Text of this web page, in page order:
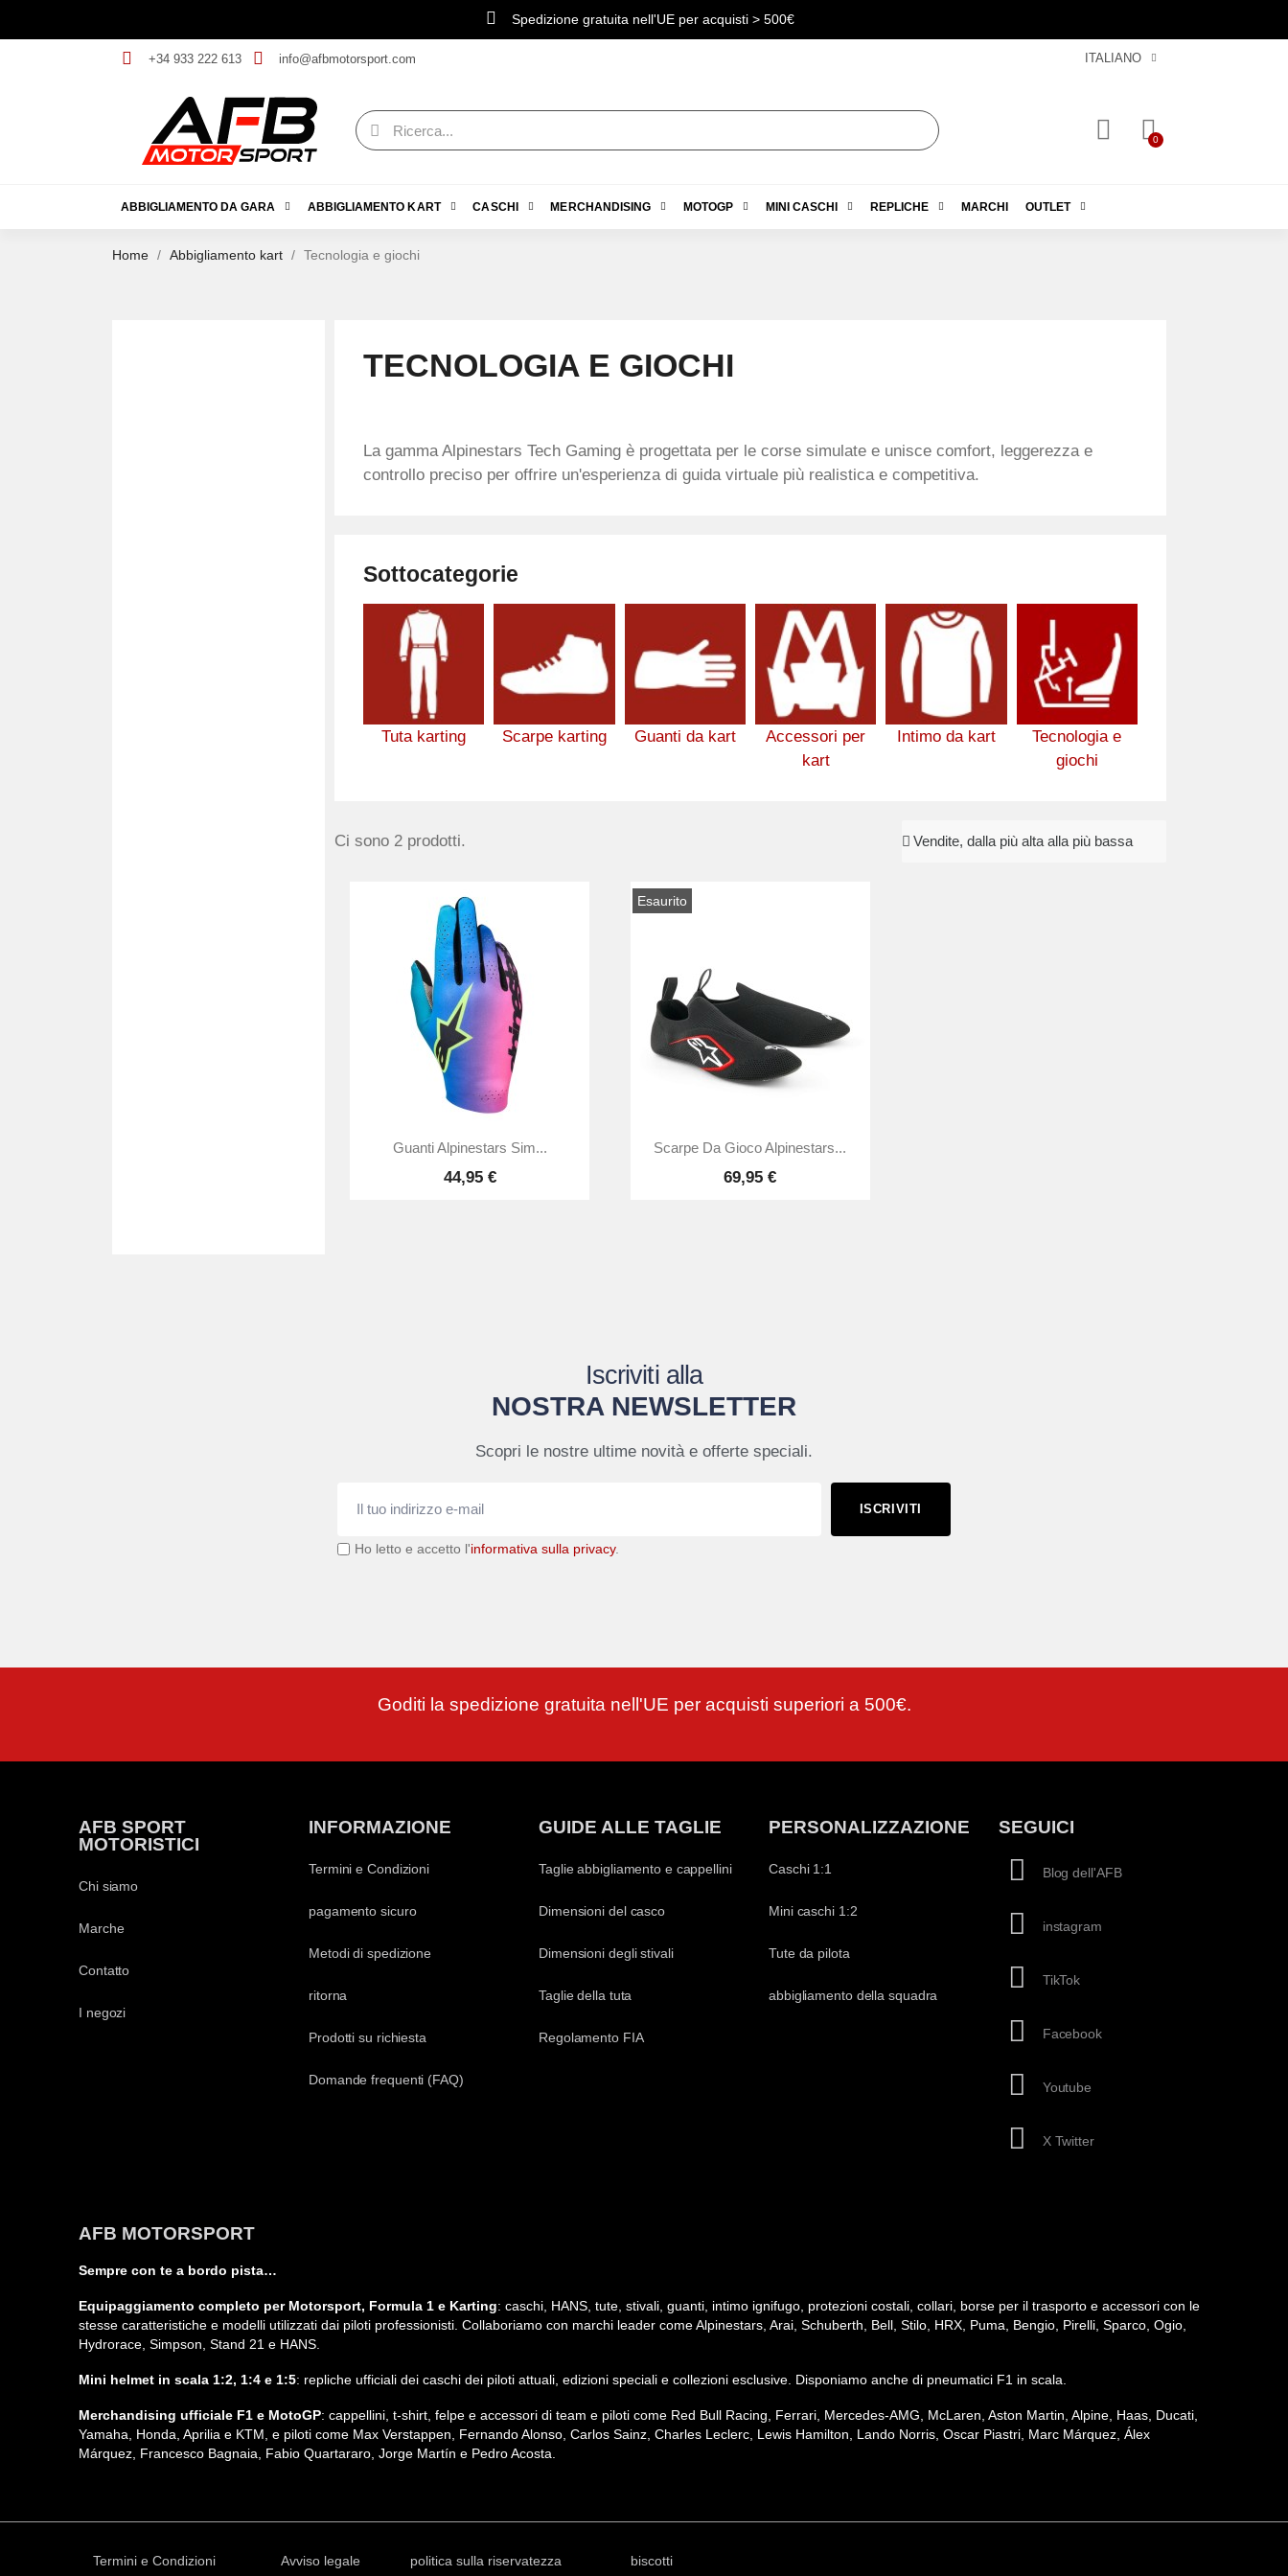
Spedizione gratuita nell'UE per acquisti > 500€
+34 933 222 613 info@afbmotorsport.com ITALIANO
ABBIGLIAMENTO DA GARA ABBIGLIAMENTO KART CASCHI MERCHANDISING MOTOGP MINI CASCHI REPLICHE MARCHI OUTLET
Home Abbigliamento kart Tecnologia e giochi
TECNOLOGIA E GIOCHI
La gamma Alpinestars Tech Gaming è progettata per le corse simulate e unisce comfort, leggerezza e
controllo preciso per offrire un'esperienza di guida virtuale più realistica e competitiva.
Sottocategorie
Tuta karting Scarpe karting Guanti da kart
Accessori per
kart
Intimo da kart
Tecnologia e
giochi
Ci sono 2 prodotti.
Anteprima
Guanti Alpinestars Sim...
44,95 €
Esaurito
 Anteprima
Scarpe Da Gioco Alpinestars...
69,95 €
Iscriviti alla
NOSTRA NEWSLETTER
Scopri le nostre ultime novità e offerte speciali.
ISCRIVITI
Ho letto e accetto l'informativa sulla privacy.
Goditi la spedizione gratuita nell'UE per acquisti superiori a 500€.
AFB SPORT
MOTORISTICI
Chi siamo
Marche
Contatto
I negozi
INFORMAZIONE
Termini e Condizioni
pagamento sicuro
Metodi di spedizione
ritorna
Prodotti su richiesta
Domande frequenti (FAQ)
GUIDE ALLE TAGLIE
Taglie abbigliamento e cappellini
Dimensioni del casco
Dimensioni degli stivali
Taglie della tuta
Regolamento FIA
PERSONALIZZAZIONE
Caschi 1:1
Mini caschi 1:2
Tute da pilota
abbigliamento della squadra
SEGUICI
Blog dell'AFB
instagram
TikTok
Facebook
Youtube
X Twitter
AFB MOTORSPORT
Sempre con te a bordo pista…
Equipaggiamento completo per Motorsport, Formula 1 e Karting: caschi, HANS, tute, stivali, guanti, intimo ignifugo, protezioni costali, collari, borse per il trasporto e accessori con le
stesse caratteristiche e modelli utilizzati dai piloti professionisti. Collaboriamo con marchi leader come Alpinestars, Arai, Schuberth, Bell, Stilo, HRX, Puma, Bengio, Pirelli, Sparco, Ogio,
Hydrorace, Simpson, Stand 21 e HANS.
Mini helmet in scala 1:2, 1:4 e 1:5: repliche ufficiali dei caschi dei piloti attuali, edizioni speciali e collezioni esclusive. Disponiamo anche di pneumatici F1 in scala.
Merchandising ufficiale F1 e MotoGP: cappellini, t-shirt, felpe e accessori di team e piloti come Red Bull Racing, Ferrari, Mercedes-AMG, McLaren, Aston Martin, Alpine, Haas, Ducati,
Yamaha, Honda, Aprilia e KTM, e piloti come Max Verstappen, Fernando Alonso, Carlos Sainz, Charles Leclerc, Lewis Hamilton, Lando Norris, Oscar Piastri, Marc Márquez, Álex
Márquez, Francesco Bagnaia, Fabio Quartararo, Jorge Martín e Pedro Acosta.
Termini e Condizioni Avviso legale politica sulla riservatezza biscotti